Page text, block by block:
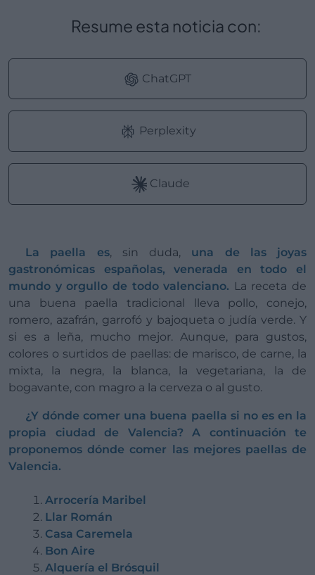
Resume esta noticia con:
ChatGPT
Perplexity
Claude
La paella es, sin duda, una de las joyas
gastronómicas españolas, venerada en todo el
mundo y orgullo de todo valenciano. La receta de
una buena paella tradicional lleva pollo, conejo,
romero, azafrán, garrofó y bajoqueta o judía verde. Y
si es a leña, mucho mejor. Aunque, para gustos,
colores o surtidos de paellas: de marisco, de carne, la
mixta, la negra, la blanca, la vegetariana, la de
bogavante, con magro a la cerveza o al gusto.
¿Y dónde comer una buena paella si no es en la
propia ciudad de Valencia? A continuación te
proponemos dónde comer las mejores paellas de
Valencia.
Arrocería Maribel
Llar Román
Casa Caremela
Bon Aire
Alquería el Brósquil